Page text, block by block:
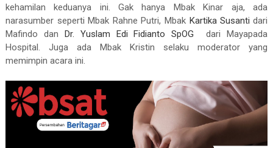
kehamilan keduanya ini. Gak hanya Mbak Kinar aja, ada
narasumber seperti Mbak Rahne Putri, Mbak Kartika Susanti dari
Mafindo dan Dr. Yuslam Edi Fidianto SpOG
dari Mayapada
Hospital. Juga ada Mbak Kristin selaku moderator yang
memimpin acara ini.